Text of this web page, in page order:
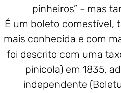
pinheiros” - mas
É um boleto comestível,
mais conhecida e com
foi descrito com uma
pinicola) em 1835,
independente